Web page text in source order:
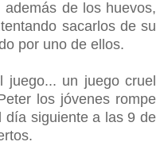
de los huevos,
sacarlos de su
por uno de ellos.
un juego cruel
los jóvenes rompe
día siguiente a las 9 de